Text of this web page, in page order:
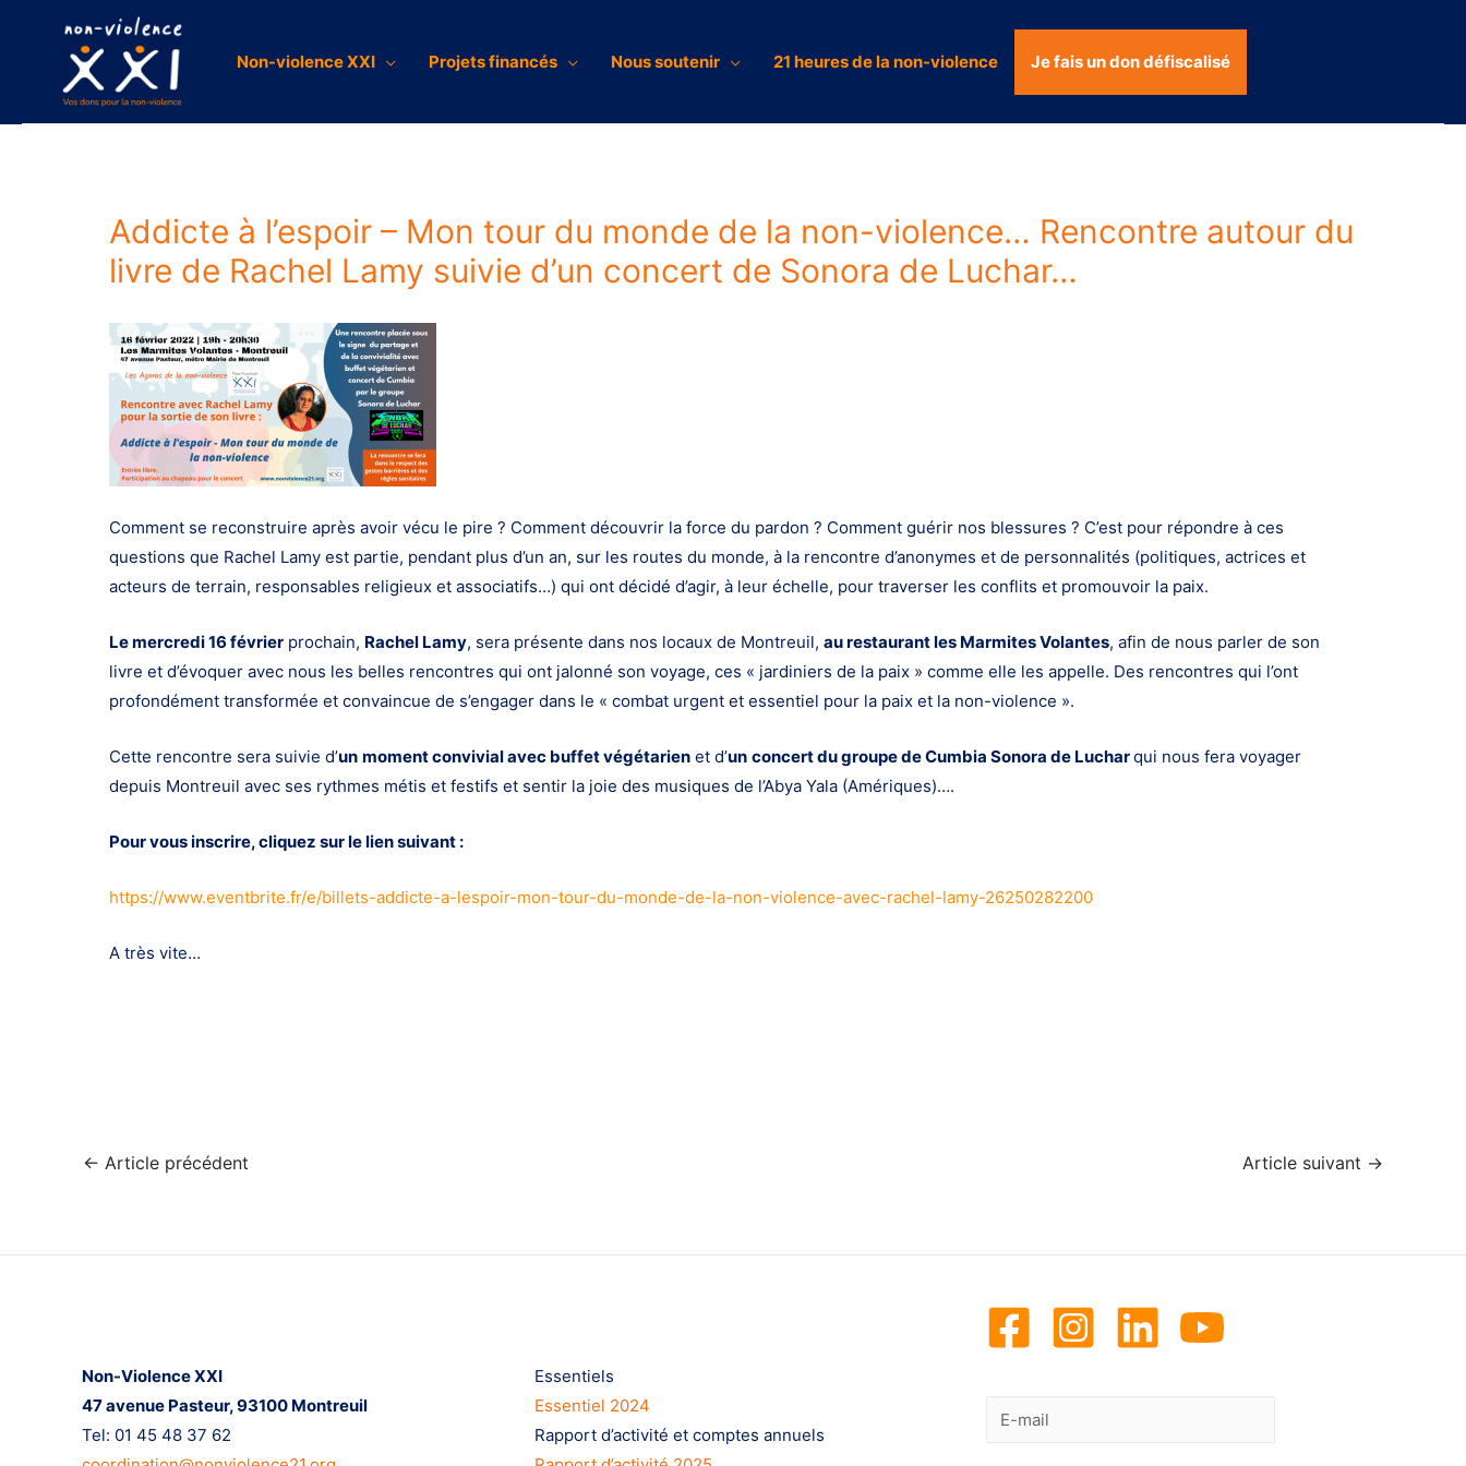
Non-violence XXI Projets financés Nous soutenir 21 heures de la non-violence Je fais un don défiscalisé
Addicte à l’espoir – Mon tour du monde de la non-violence… Rencontre autour du
livre de Rachel Lamy suivie d’un concert de Sonora de Luchar…
Comment se reconstruire après avoir vécu le pire ? Comment découvrir la force du pardon ? Comment guérir nos blessures ? C’est pour répondre à ces
questions que Rachel Lamy est partie, pendant plus d’un an, sur les routes du monde, à la rencontre d’anonymes et de personnalités (politiques, actrices et
acteurs de terrain, responsables religieux et associatifs…) qui ont décidé d’agir, à leur échelle, pour traverser les conflits et promouvoir la paix.
Le mercredi 16 février prochain, Rachel Lamy, sera présente dans nos locaux de Montreuil,au restaurant les Marmites Volantes, afin de nous parler de son
livre et d’évoquer avec nous les belles rencontres qui ont jalonné son voyage, ces « jardiniers de la paix » comme elle les appelle. Des rencontres qui l’ont
profondément transformée et convaincue de s’engager dans le « combat urgent et essentiel pour la paix et la non-violence ».
Cette rencontre sera suivie d’un moment convivial avec buffet végétarien et d’un concert du groupe de Cumbia Sonora de Lucharqui nous fera voyager
depuis Montreuil avec ses rythmes métis et festifs et sentir la joie des musiques de l’Abya Yala (Amériques)….
Pour vous inscrire, cliquez sur le lien suivant :
https://www.eventbrite.fr/e/billets-addicte-a-lespoir-mon-tour-du-monde-de-la-non-violence-avec-rachel-lamy-26250282200
A très vite…
Navigation
← Article précédent Article suivant →
Non-Violence XXI
47 avenue Pasteur,93100 Montreuil
Tel: 01 45 48 37 62
Essentiels
Essentiel 2024
Rapport d’activité et comptes annuels